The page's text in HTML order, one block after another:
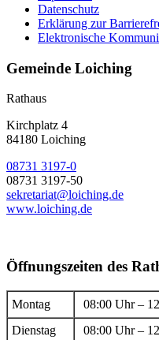
Datenschutz
Erklärung zur
Elektronische
Gemeinde Loiching
Rathaus
Kirchplatz 4
84180 Loiching
08731 3197-0
08731 3197-50
sekretariat@loiching.de
www.loiching.de
Öffnungszeiten des
Montag 08:00 Uhr –
Dienstag
08:00 Uhr –